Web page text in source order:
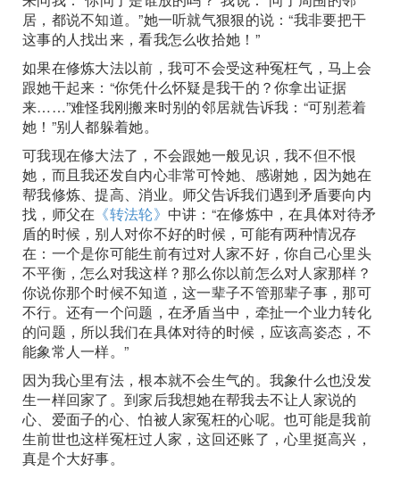
居，都说不知道。”她一听就气狠狠的说：“我非要把干
这事的人找出来，看我怎么收拾她！”
如果在修炼大法以前，我可不会受这种冤枉气，马上会
跟她干起来：“你凭什么怀疑是我干的？你拿出证据
来……”难怪我刚搬来时别的邻居就告诉我：“可别惹着
她！”别人都躲着她。
可我现在修大法了，不会跟她一般见识，我不但不恨
她，而且我还发自内心非常可怜她、感谢她，因为她在
帮我修炼、提高、消业。师父告诉我们遇到矛盾要向内
找，师父在 《转法轮》 中讲：“在修炼中，在具体对待矛
盾的时候，别人对你不好的时候，可能有两种情况存
在：一个是你可能生前有过对人家不好，你自己心里头
不平衡，怎么对我这样？那么你以前怎么对人家那样？
你说你那个时候不知道，这一辈子不管那辈子事，那可
不行。还有一个问题，在矛盾当中，牵扯一个业力转化
的问题，所以我们在具体对待的时候，应该高姿态，不
能象常人一样。”
因为我心里有法，根本就不会生气的。我象什么也没发
生一样回家了。到家后我想她在帮我去不让人家说的
心、爱面子的心、怕被人家冤枉的心呢。也可能是我前
生前世也这样冤枉过人家，这回还账了，心里挺高兴，
真是个大好事。